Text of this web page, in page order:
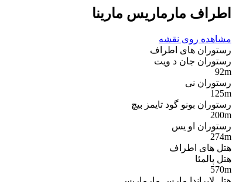
اطراف مارماریس مارینا
مشاهده روی نقشه
رستوران های اطراف
رستوران جان د ویت
92m
رستوران نی
125m
رستوران بونو گود تایمز بیچ
200m
رستوران او یس
274m
هتل های اطراف
هتل پالمئا
570m